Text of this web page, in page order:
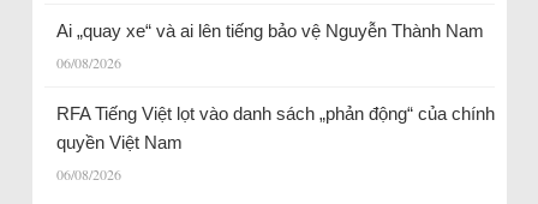
Ai „quay xe“ và ai lên tiếng bảo vệ Nguyễn Thành Nam
06/08/2026
RFA Tiếng Việt lọt vào danh sách „phản động“ của chính
quyền Việt Nam
06/08/2026